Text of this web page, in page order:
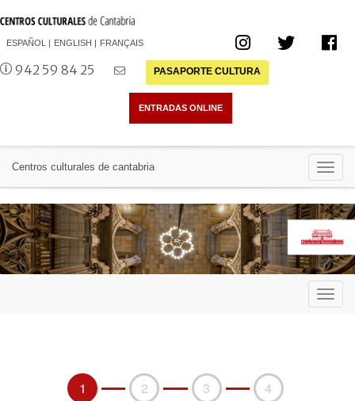
ESPAÑOL ENGLISH FRANÇAIS
942 59 84 25 PASAPORTE CULTURA
Centros culturales de cantabria